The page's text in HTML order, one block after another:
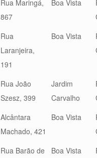
Rua Maringá,
867
Boa Vista
Rua
Laranjeira,
191
Boa Vista
Rua João
Szesz, 399
Jardim
Carvalho
Alcântara
Machado, 421
Boa Vista
Rua Barão de
Boa Vista